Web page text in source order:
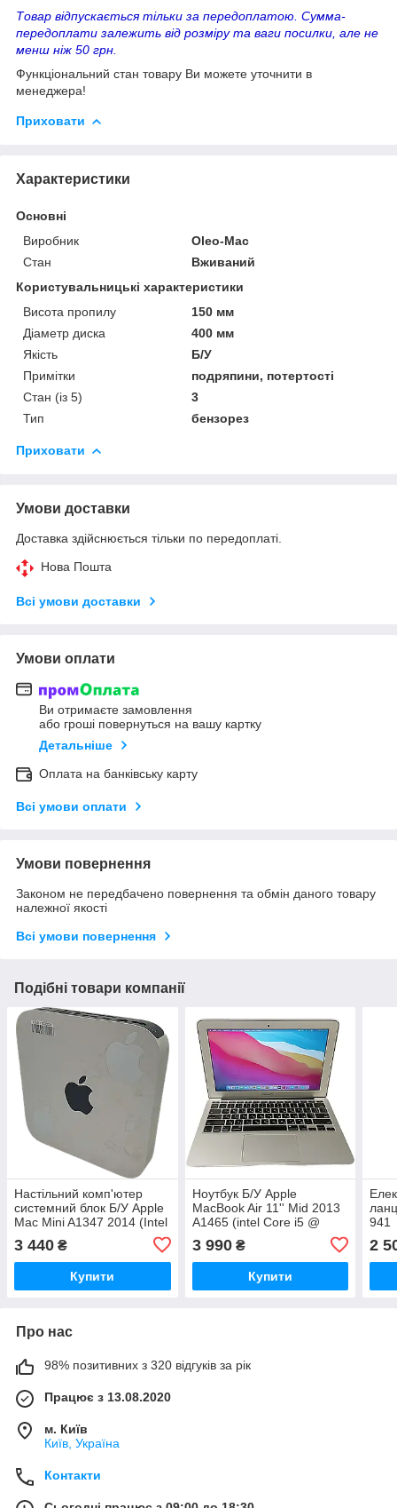
Товар відпускається тільки за передоплатою. Сумма-
передоплати залежить від розміру та ваги посилки, але не
менш ніж 50 грн.
Функціональний стан товару Ви можете уточнити в
менеджера!
Приховати
Характеристики
Основні
Виробник
Oleo-Mac
Стан
Вживаний
Користувальницькі характеристики
Висота пропилу
150 мм
Діаметр диска
400 мм
Якість
Б/У
Примітки
подряпини, потертості
Стан (із 5)
3
Тип
бензорез
Приховати
Умови доставки
Доставка здійснюється тільки по передоплаті.
Нова Пошта
Всі умови доставки
Умови оплати
Ви отримаєте замовлення
або гроші повернуться на вашу картку
Детальніше
Оплата на банківську карту
Всі умови оплати
Умови повернення
Законом не передбачено повернення та обмін даного товару
належної якості
Всі умови повернення
Подібні товари компанії
Настільний комп'ютер
системний блок Б/У Apple
Mac Mini A1347 2014 (Intel
8Gb/HDD 250Gb/Intel Iris
Graphics)
3 440 ₴
Купити
Ноутбук Б/У Apple
MacBook Air 11'' Mid 2013
A1465 (intel Core i5 @
128GB/Intel HD Graphics)
3 990₴
Купити
941
2
Про нас
98% позитивних з 320 відгуків за рік
Працює з 13.08.2020
м. Київ
Київ, Україна
Контакти